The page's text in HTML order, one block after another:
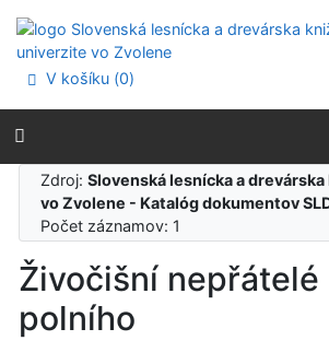
Prejsť na menu
Prehlásenie o webovej prístupnosti
V košíku (0)
Zdroj:Slovenská lesnícka a
vo Zvolene - Katalóg dokumentov
Počet záznamov: 1
Živočišní nepřátelé
polního